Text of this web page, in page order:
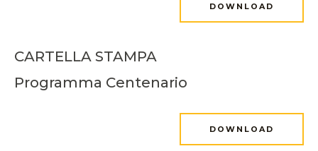
DOWNLOAD
CARTELLA STAMPA
Programma Centenario
DOWNLOAD